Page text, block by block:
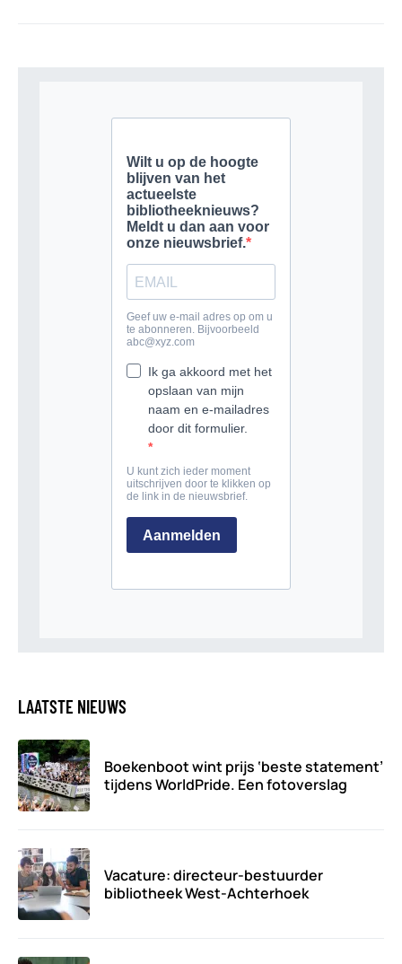
LAATSTE NIEUWS
Boekenboot wint prijs ‘beste statement’
tijdens WorldPride. Een fotoverslag
Vacature: directeur-bestuurder
bibliotheek West-Achterhoek